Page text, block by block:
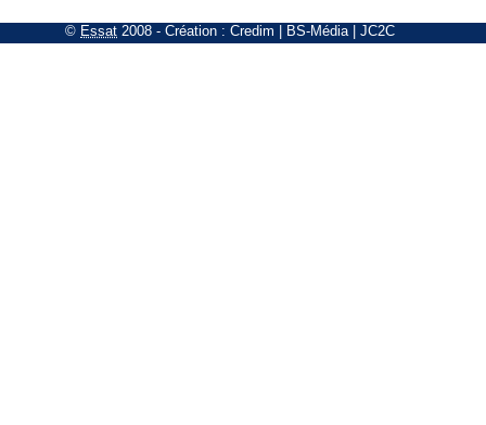
© Essat 2008 - Création : Credim BS-Média| JC2C